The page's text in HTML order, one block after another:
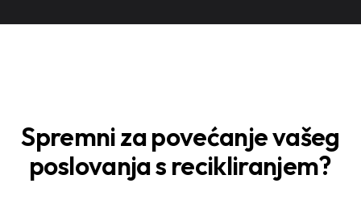
Spremni za povećanje vašeg
poslovanja s recikliranjem?